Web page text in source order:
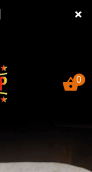
×
0